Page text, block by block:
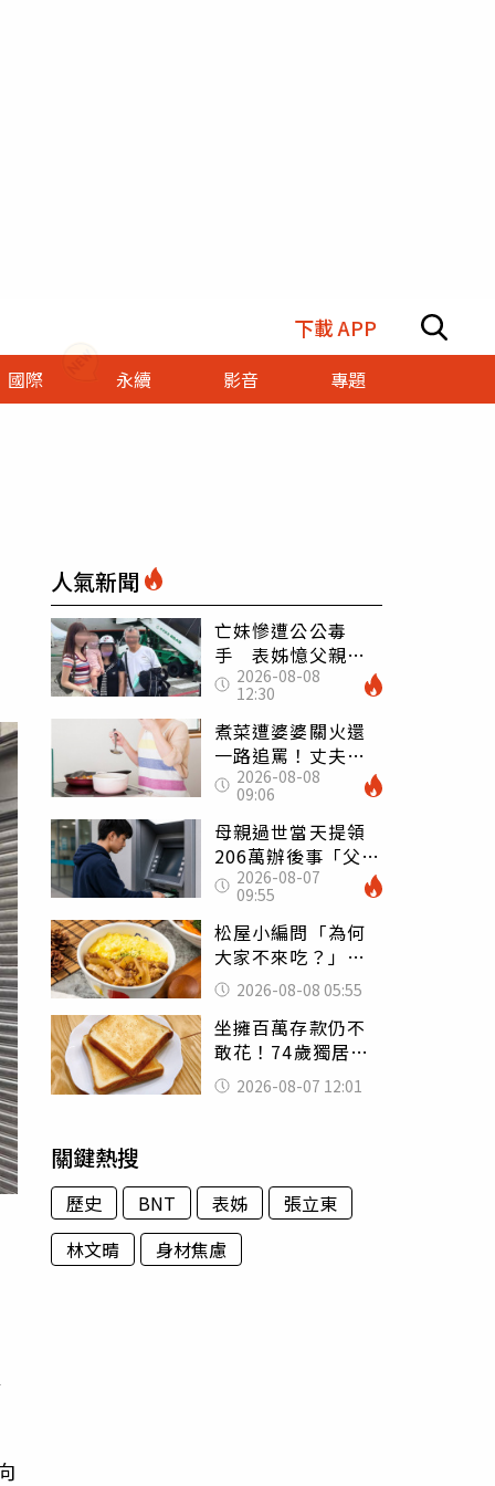
下載 APP
國際 永續 影音 專題
人氣新聞
亡妹慘遭公公毒
手 表姊憶父親節
前夕：小舅舅仍到
殯儀館陪她說話
2026-08-08
12:30
煮菜遭婆婆關火還
一路追罵！丈夫勸
別計較「媽媽老
了」 人妻超崩
潰：我像台傭
2026-08-08
09:06
母親過世當天提領
206萬辦後事「父子
遭判刑」 律師：
搶錢先下手是罪
2026-08-07
09:55
松屋小編問「為何
大家不來吃？」
一票人點出3大問
題：滿手好牌打到
爛
2026-08-08 05:55
坐擁百萬存款仍不
敢花！74歲獨居翁
「1餐只吃1片吐
司」 半年後暴瘦
2026-08-07 12:01
關鍵熱搜
歷史 BNT 表姊
張立東
林文晴
身材焦慮